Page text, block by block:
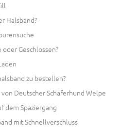
Halsband?
Geschlossen?
zu bestellen?
Deutscher Schäferhund Welpe
dem Spaziergang
mit Schnellverschluss